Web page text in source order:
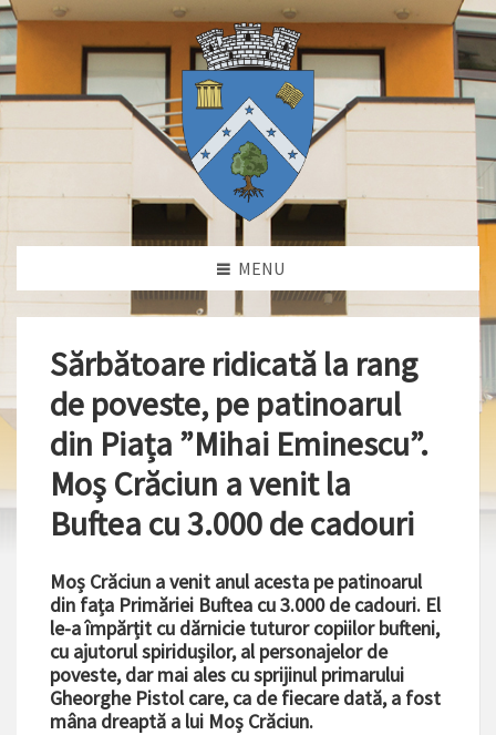
MENU
Sărbătoare ridicată la rang
de poveste, pe patinoarul
din Piața ”Mihai Eminescu”.
Moş Crăciun a venit la
Buftea cu 3.000 de cadouri
Moș Crăciun a venit anul acesta pe patinoarul
din fața Primăriei Buftea cu 3.000 de cadouri. El
le-a împărțit cu dărnicie tuturor copiilor bufteni,
cu ajutorul spiridușilor, al personajelor de
poveste, dar mai ales cu sprijinul primarului
Gheorghe Pistol care, ca de fiecare dată, a fost
mâna dreaptă a lui Moș Crăciun.